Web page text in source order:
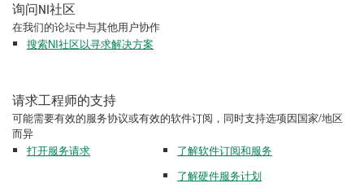
询问NI社区
在我们的论坛中与其他用户协作
搜索NI社区以寻求解决方案
请求工程师的支持
可能需要有效的服务协议或有效的软件订阅，同时支持选项因国家/地区
而异
打开服务请求
了解软件订阅和服务
了解硬件服务计划